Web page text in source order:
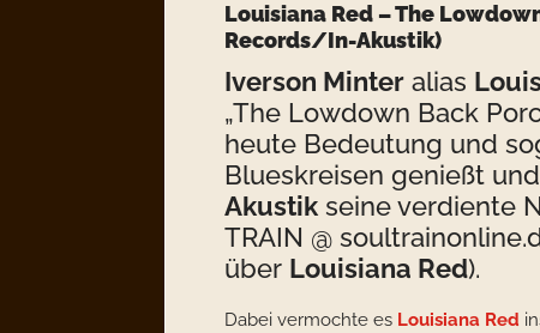
Louisiana Red – The
Records/In-Akustik)
Iverson Minter alias
„The Lowdown Back
heute Bedeutung und
Blueskreisen genießt
Akustik seine verdiente
TRAIN @
über Louisiana Red).
Dabei vermochte es Louisiana Red